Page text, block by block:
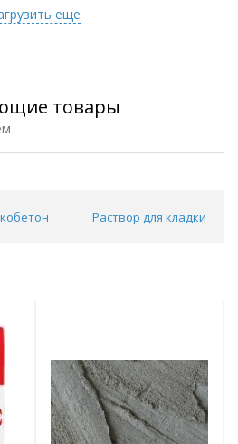
еще
товары
Раствор для кладки